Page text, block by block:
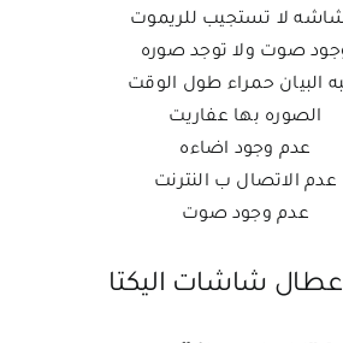
لا تستجيب للريموت
صوت ولا توجد صوره
البيان حمراء طول الوقت
الصوره بها عفاريت
عدم وجود اضاءه
عدم الاتصال ب النترنت
عدم وجود صوت
شاشات اليكتا